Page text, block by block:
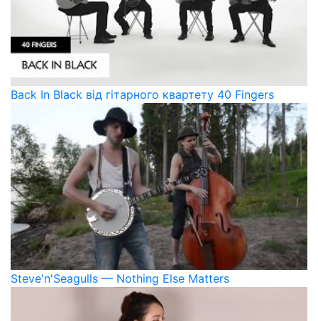
Back In Black від гітарного квартету 40 Fingers
Steve'n'Seagulls — Nothing Else Matters